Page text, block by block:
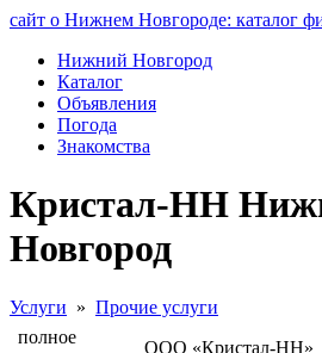
сайт о Нижнем Новгороде: каталог
Нижний Новгород
Каталог
Объявления
Погода
Знакомства
Кристал-НН
Новгород
Услуги » Прочие услуги
полное
ООО «Кристал-НН»